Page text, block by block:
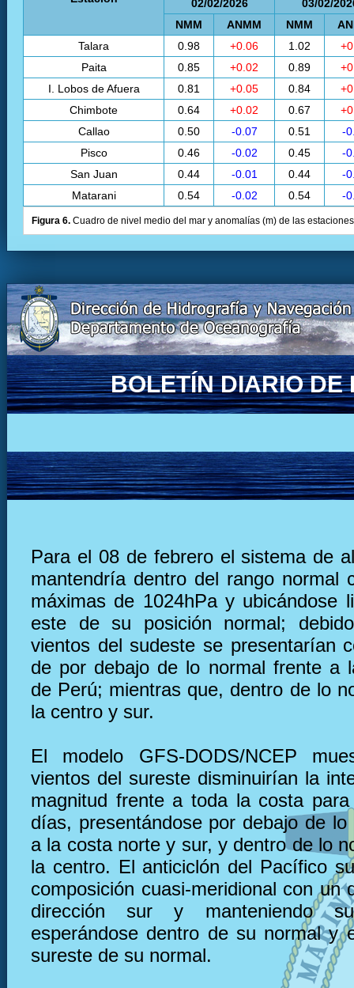
02/02/2026
03/02/
NMM
ANMM NMM
Talara
0.98 +0.06 1.02
Paita
0.85 +0.02 0.89
I. Lobos de Afuera
0.81 +0.05 0.84
Chimbote
0.64 +0.02 0.67
Callao
0.50 -0.07 0.51
-
Pisco
0.46 -0.02 0.45
-
San Juan
0.44 -0.01 0.44
-
Matarani
0.54 -0.02 0.54 -
Figura 6. Cuadro de nivel medio del mar y anomalías (m) de las
BOLETÍN DIARIO DE
Para el 08 de febrero el sistema de
mantendría dentro del rango normal
máximas de 1024hPa y ubicándose
este de su posición normal;
vientos del sudeste se presentarían
de por debajo de lo normal frente a
de Perú; mientras que, dentro de lo
la centro y sur.
El modelo GFS-DODS/NCEP
vientos del sureste disminuirían la
magnitud frente a toda la costa
días, presentándose por debajo de lo
a la costa norte y sur, y dentro de lo
la centro. El anticiclón del Pacífico
composición cuasi-meridional con un
dirección sur y manteniendo
esperándose dentro de su normal y
sureste de su normal.